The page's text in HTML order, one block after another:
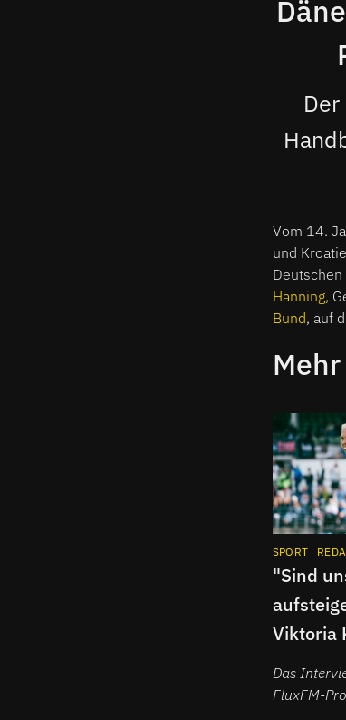
Vom 14.
und
Hanning,
Bund, auf
SPORT
"Sind
Viktoria
Ehegötz
Das
FluxFM-